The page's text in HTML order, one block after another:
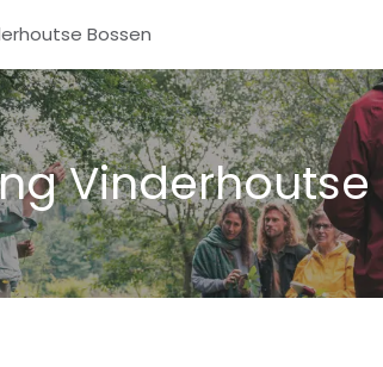
Bossen
Vinderhoutse